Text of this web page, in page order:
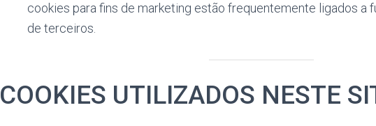
cookies para fins de marketing estão frequentemente ligados a
de terceiros.
COOKIES UTILIZADOS NESTE